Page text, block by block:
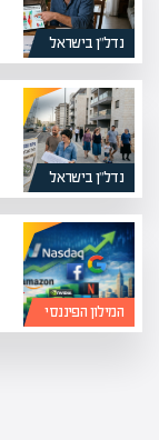
נדל”ן בישראל
נדל”ן בישראל
המילון הפיננסי